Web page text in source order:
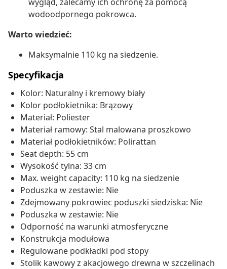
wodoodpornego pokrowca.
Warto wiedzieć:
Maksymalnie 110 kg na siedzenie.
Specyfikacja
Kolor: Naturalny i kremowy biały
Kolor podłokietnika: Brązowy
Materiał: Poliester
Materiał ramowy: Stal malowana proszkowo
Materiał podłokietników: Polirattan
Seat depth: 55 cm
Wysokość tylna: 33 cm
Max. weight capacity: 110 kg na siedzenie
Poduszka w zestawie: Nie
Zdejmowany pokrowiec poduszki siedziska: Nie
Poduszka w zestawie: Nie
Odporność na warunki atmosferyczne
Konstrukcja modułowa
Regulowane podkładki pod stopy
Stolik kawowy z akacjowego drewna w szczelinach